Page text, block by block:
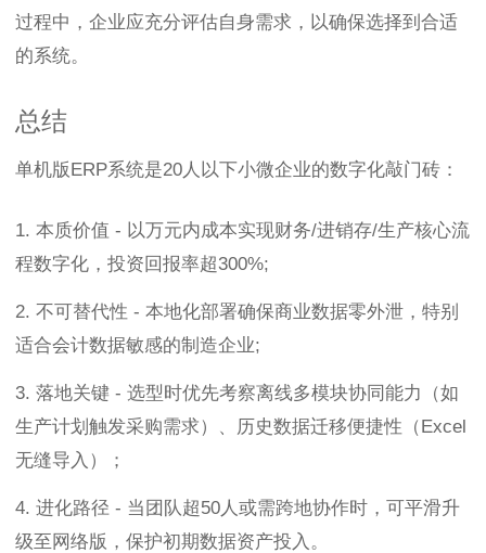
过程中，企业应充分评估自身需求，以确保选择到合适
的系统。
总结
单机版ERP系统是20人以下小微企业的数字化敲门砖：
1. 本质价值 - 以万元内成本实现财务/进销存/生产核心流
程数字化，投资回报率超300%;
2. 不可替代性 - 本地化部署确保商业数据零外泄，特别
适合会计数据敏感的制造企业;
3. 落地关键 - 选型时优先考察离线多模块协同能力（如
生产计划触发采购需求）、历史数据迁移便捷性（Excel
无缝导入）；
4. 进化路径 - 当团队超50人或需跨地协作时，可平滑升
级至网络版，保护初期数据资产投入。